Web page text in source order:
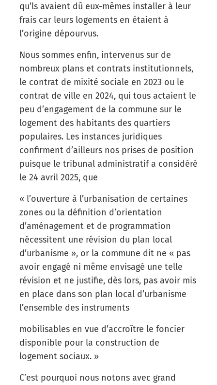
qu’ls avaient dû eux-mêmes installer à leur
frais car leurs logements en étaient à
l’origine dépourvus.
Nous sommes enfin, intervenus sur de
nombreux plans et contrats institutionnels,
le contrat de mixité sociale en 2023 ou le
contrat de ville en 2024, qui tous actaient le
peu d’engagement de la commune sur le
logement des habitants des quartiers
populaires. Les instances juridiques
confirment d’ailleurs nos prises de position
puisque le tribunal administratif a considéré
le 24 avril 2025, que
« l’ouverture à l’urbanisation de certaines
zones ou la définition d’orientation
d’aménagement et de programmation
nécessitent une révision du plan local
d’urbanisme », or la commune dit ne « pas
avoir engagé ni même envisagé une telle
révision et ne justifie, dès lors, pas avoir mis
en place dans son plan local d’urbanisme
l’ensemble des instruments
mobilisables en vue d’accroître le foncier
disponible pour la construction de
logement sociaux. »
C’est pourquoi nous notons avec grand